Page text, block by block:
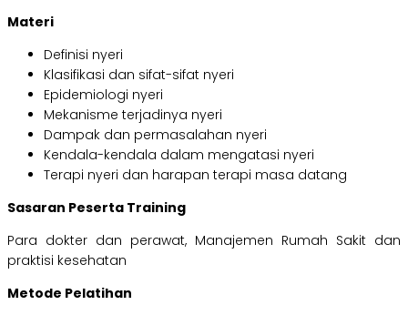
Materi
Definisi nyeri
Klasifikasi dan sifat-sifat nyeri
Epidemiologi nyeri
Mekanisme terjadinya nyeri
Dampak dan permasalahan nyeri
Kendala-kendala dalam mengatasi nyeri
Terapi nyeri dan harapan terapi masa datang
Sasaran Peserta Training
Para dokter dan perawat, Manajemen Rumah Sakit dan
praktisi kesehatan
Metode Pelatihan